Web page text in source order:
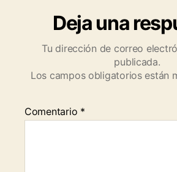
Deja una
Tu dirección de correo
publicada.
Los campos obligatorios están
Comentario *